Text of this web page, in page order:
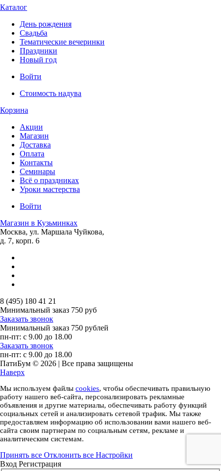
Каталог
День рождения
Свадьба
Тематические вечеринки
Праздники
Новый год
Войти
Стоимость надува
Корзина
Акции
Магазин
Доставка
Оплата
Контакты
Семинары
Всё о праздниках
Уроки мастерства
Войти
Магазин в Кузьминках
Москва, ул. Маршала Чуйкова,
д. 7, корп. 6
8 (495) 180 41 21
Минимальный заказ 750 руб
Заказать звонок
Минимальный заказ 750 рублей
пн-пт: с 9.00 до 18.00
Заказать звонок
пн-пт: с 9.00 до 18.00
ПатиБум © 2026 | Все права защищены
Наверх
Мы используем файлы cookies, чтобы обеспечивать правильную
работу нашего веб-сайта, персонализировать рекламные
объявления и другие материалы, обеспечивать работу функций
социальных сетей и анализировать сетевой трафик. Мы также
предоставляем информацию об использовании вами нашего веб-
сайта своим партнерам по социальным сетям, рекламе и
аналитическим системам.
Принять все Отклонить все Настройки
Вход Регистрация